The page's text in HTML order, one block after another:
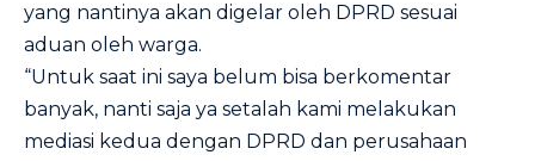
yang nantinya akan digelar oleh DPRD sesuai
aduan oleh warga.
“Untuk saat ini saya belum bisa berkomentar
banyak, nanti saja ya setalah kami melakukan
mediasi kedua dengan DPRD dan perusahaan